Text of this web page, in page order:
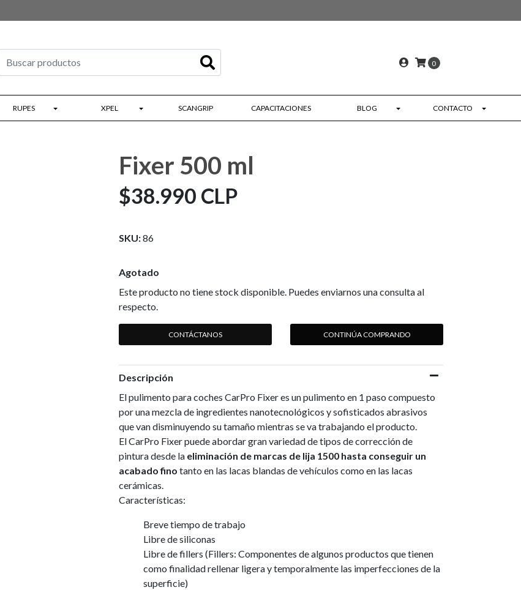
0
RUPES XPEL SCANGRIP CAPACITACIONES BLOG CONTACTO
Fixer 500 ml
$38.990 CLP
SKU:86
Agotado
Este producto no tiene stock disponible. Puedes enviarnos una consulta al
respecto.
CONTÁCTANOS CONTINÚA COMPRANDO
Descripción
El pulimento para coches CarPro Fixer es un pulimento en 1 paso compuesto
por una mezcla de ingredientes nanotecnológicos y sofisticados abrasivos
que van disminuyendo su tamaño mientras se va trabajando el producto.
El CarPro Fixer puede abordar gran variedad de tipos de corrección de
pintura desde la eliminación de marcas de lija 1500 hasta conseguir un
acabado fino tanto en las lacas blandas de vehículos como en las lacas
cerámicas.
Características:
Breve tiempo de trabajo
Libre de siliconas
Libre de fillers (Fillers: Componentes de algunos productos que tienen
como finalidad rellenar ligera y temporalmente las imperfecciones de la
superficie)